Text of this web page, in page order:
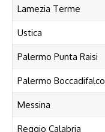
Lamezia Terme
Ustica
Palermo Punta Raisi
Palermo Boccadifalco
Messina
Reggio Calabria